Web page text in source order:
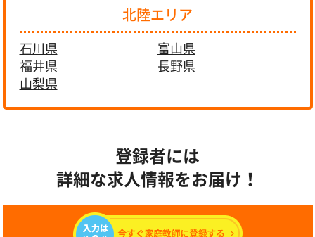
北陸エリア
石川県
富山県
福井県
長野県
山梨県
登録者には
詳細な求人情報をお届け！